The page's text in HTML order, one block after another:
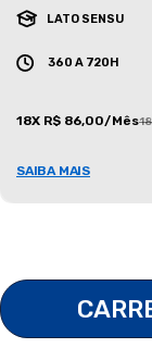
LATO SENSU
360 A 720H
18X R$ 86,00/Mês
SAIBA MAIS